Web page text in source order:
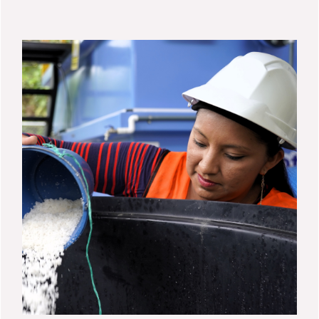
participarán también Yamileth Astorga, ex
presidenta del Instituto Costarricense de
Acueductos y Alcantarillados, y Ana Tejero,
directora de programa del área de
Tecnología del Agua, CEDEX (Centro de
estudios y experimentación de obras
públicas). En representación de los países
que, en diferentes estadios, están
trabajando en torno a la incorporación del
canon de vertidos, participarán: William
Caraballo, del Instituto Nacional de
Recursos Hidráulicos (INDHRI) de República
Dominicana; Ricardo Bula, gerente general